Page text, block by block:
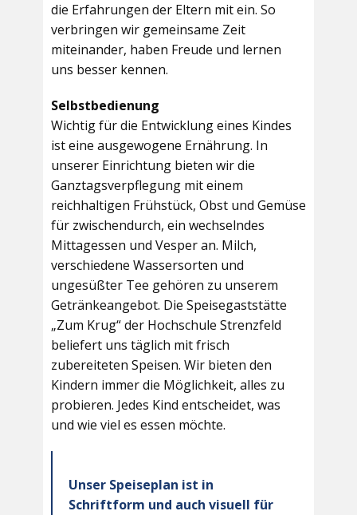
die Erfahrungen der Eltern mit ein. So
verbringen wir gemeinsame Zeit
miteinander, haben Freude und lernen
uns besser kennen.
Selbstbedienung
Wichtig für die Entwicklung eines Kindes
ist eine ausgewogene Ernährung. In
unserer Einrichtung bieten wir die
Ganztagsverpflegung mit einem
reichhaltigen Frühstück, Obst und Gemüse
für zwischendurch, ein wechselndes
Mittagessen und Vesper an. Milch,
verschiedene Wassersorten und
ungesüßter Tee gehören zu unserem
Getränkeangebot. Die Speisegaststätte
„Zum Krug“ der Hochschule Strenzfeld
beliefert uns täglich mit frisch
zubereiteten Speisen. Wir bieten den
Kindern immer die Möglichkeit, alles zu
probieren. Jedes Kind entscheidet, was
und wie viel es essen möchte.
Unser Speiseplan ist in
Schriftform und auch visuell für